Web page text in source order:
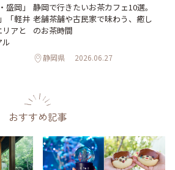
盛岡」
「軽井
アと
静岡で行きたいお茶カフェ10選。
老舗茶舗や古民家で味わう、癒し
のお茶時間
静岡県 2026.06.27
おすすめ記事